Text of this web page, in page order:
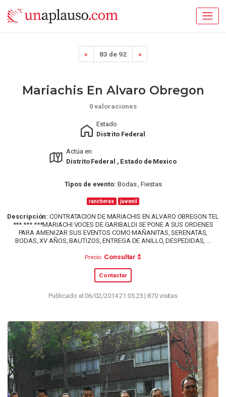
« 83 de 92 »
Mariachis En Alvaro Obregon
0 valoraciones
Estado
Distrito Federal
Actúa en
Distrito Federal , Estado de Mexico
Tipos de evento: Bodas , Fiestas
rancheras juvenil
Descripción: CONTRATACION DE MARIACHIS EN ALVARO OBREGON TEL
***.***.***MARIACHI VOCES DE GARIBALDI SE PONE A SUS ORDENES
PARA AMENIZAR SUS EVENTOS COMO MAÑANITAS, SERENATAS,
BODAS, XV AÑOS, BAUTIZOS, ENTREGA DE ANILLO, DESPEDIDAS, ...
Precio: Consultar $
Contactar
Publicado el 06/02/2014 21:05:23 | 870 visitas